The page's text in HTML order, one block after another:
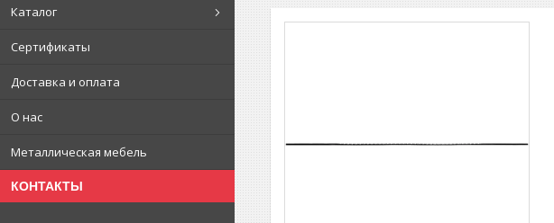
Каталог
Сертификаты
Доставка и оплата
О нас
Металлическая мебель
КОНТАКТЫ